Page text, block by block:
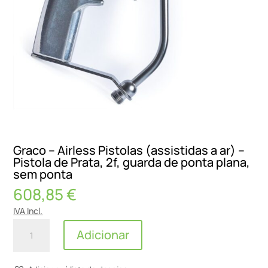
Graco – Airless Pistolas (assistidas a ar) –
Pistola de Prata, 2f, guarda de ponta plana,
sem ponta
608,85€
IVA Incl.
Quantidade
Adicionar